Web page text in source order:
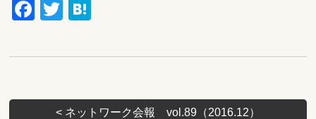
Facebook
Twitter
<ネットワーク会報 vol.89（2016.12）